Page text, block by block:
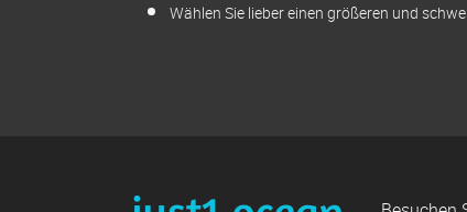
Wählen Sie lieber einen größeren und